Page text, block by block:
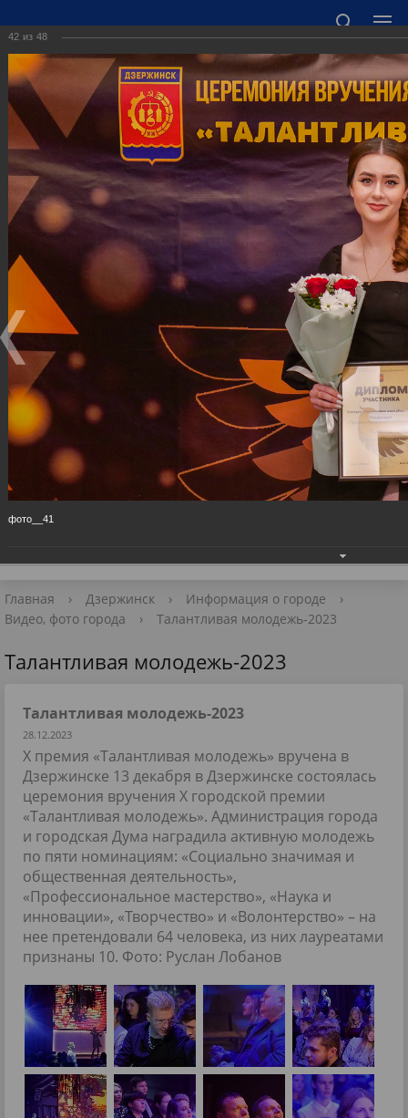
ОФИЦИАЛЬНЫЙ САЙТ АДМИНИСТРАЦИИ
ГОРОДСКОГО ОКРУГА ГОРОД ДЗЕРЖИНСК
НИЖЕГОРОДСКОЙ ОБЛАСТИ
Точный прогноз погоды в Дзержинске
https://world-weather.ru/informers/
🛜Карта WiFi🛜
606000 Нижегородская область, г. Дзержинск,
пл. Дзержинского, д. 1
Приёмная Главы
+7 (8313) 27-98-10
Главная › Дзержинск › Информация о городе
›
Видео, фото города
› Талантливая молодежь-2023
Талантливая молодежь-2023
Талантливая молодежь-2023
28.12.2023
X премия «Талантливая молодежь» вручена в
Дзержинске 13 декабря в Дзержинске состоялась
церемония вручения Х городской премии
«Талантливая молодежь». Администрация города
и городская Дума наградила активную молодежь
по пяти номинациям: «Социально значимая и
общественная деятельность»,
«Профессиональное мастерство», «Наука и
инновации», «Творчество» и «Волонтерство» – на
нее претендовали 64 человека, из них лауреатами
признаны 10. Фото: Руслан Лобанов
42 из 48
фото__41